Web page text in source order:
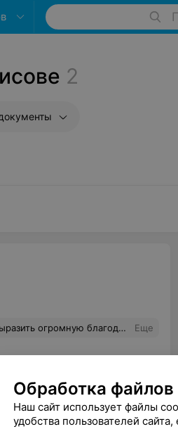
2
легко. Все занятия проходили в дружеской атмосфере. Я очень довольна курсом! Еще
Обработка
Наш сайт использует файлы
удобства пользователей